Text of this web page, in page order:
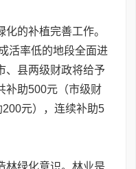
化的补植完善工作。
活率低的地段全面进
、县两级财政将给予
补助500元（市级财
元），连续补助5